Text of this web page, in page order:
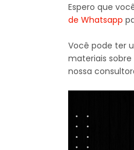
Espero que
de Whatsapp
Você pode ter
materiais
nossa